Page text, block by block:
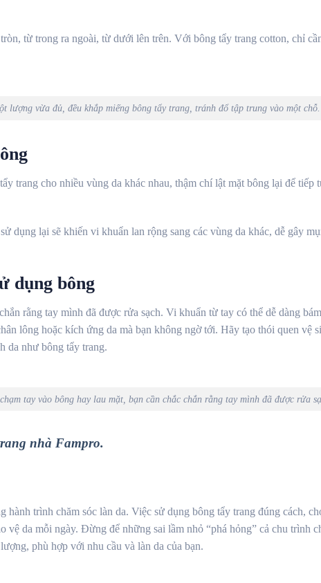
từ trong ra ngoài, từ dưới lên trên. Với bông tẩy trang cotton, chỉ
lượng vừa đủ, đều khắp miếng bông tẩy trang, tránh đổ tập trung vào một chỗ.
trang cho nhiều vùng da khác nhau, thậm chí lật mặt bông lại để
dụng lại sẽ khiến vi khuẩn lan rộng sang các vùng da khác, dễ gây
dụng bông
rằng tay mình đã được rửa sạch. Vi khuẩn từ tay có thể dễ dàng
lông hoặc kích ứng da mà bạn không ngờ tới. Hãy tạo thói quen vệ
da như bông tẩy trang.
tay vào bông hay lau mặt, bạn cần chắc chắn rằng tay mình đã được rửa
nhà Fampro.
trình chăm sóc làn da. Việc sử dụng bông tẩy trang đúng cách,
vệ da mỗi ngày. Đừng để những sai lầm nhỏ “phá hỏng” cả chu trình
phù hợp với nhu cầu và làn da của bạn.